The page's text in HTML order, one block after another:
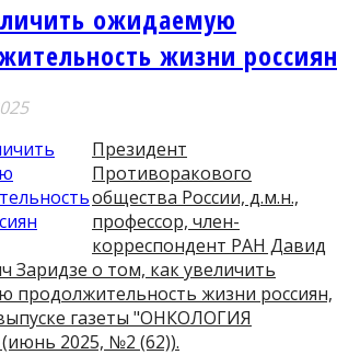
ожидаемую
жизни россиян
Президент
Противоракового
общества России, д.м.н.,
профессор, член-
корреспондент РАН Давид
Заридзе о том, как увеличить
продолжительность жизни россиян,
газеты "ОНКОЛОГИЯ
2025, №2 (62)).